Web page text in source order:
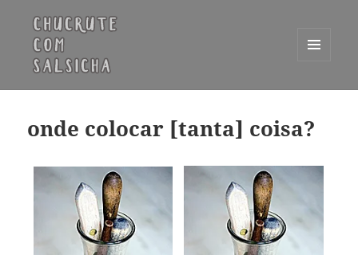
WIDGETS
onde colocar [tanta] coisa?